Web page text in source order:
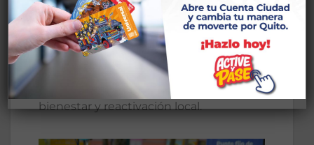
El Municipio de Quito invita a la
ciudadanía a disfrutar de este feriado en
Los Chillos, donde la ruralidad, la
naturaleza y el trabajo en territorio se
convierten en espacios de encuentro,
bienestar y reactivación local.